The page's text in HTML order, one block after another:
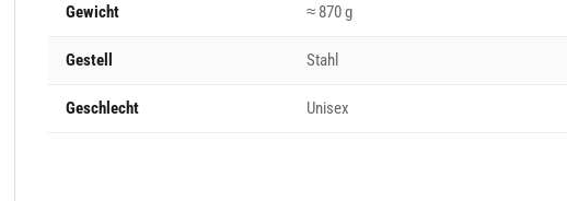
Gewicht ≈ 870 g
Gestell Stahl
Geschlecht Unisex